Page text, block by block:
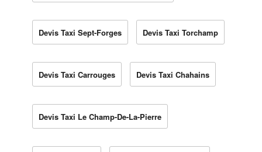
Devis Taxi Sept-Forges Devis Taxi Torchamp
Devis Taxi Carrouges Devis Taxi Chahains
Devis Taxi Le Champ-De-La-Pierre